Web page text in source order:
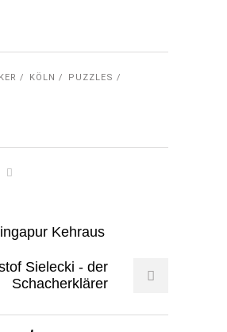
KÖLN PUZZLES
Kehraus
Sielecki - der
Schacherklärer